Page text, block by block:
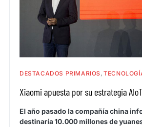
DESTACADOS PRIMARIOS
Xiaomi apuesta por su estrategia AIoT
El año pasado la compañía china
destinaría 10.000 millones de